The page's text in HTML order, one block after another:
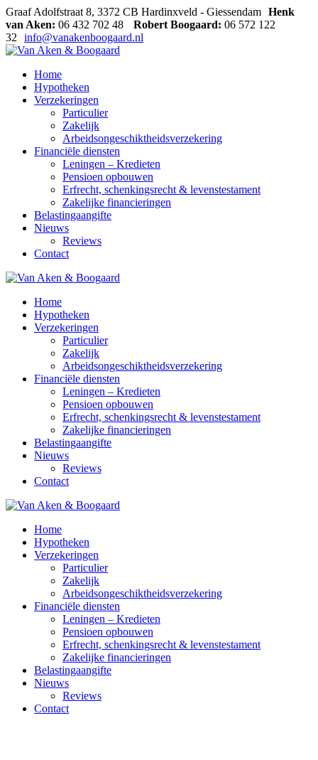
Graaf Adolfstraat 8, 3372 CB Hardinxveld - Giessendam Henk
van Aken: 06 432 702 48 Robert Boogaard: 06 572 122
32
info@vanakenboogaard.nl
Home
Hypotheken
Verzekeringen
Particulier
Zakelijk
Arbeidsongeschiktheidsverzekering
Financiële diensten
Leningen – Kredieten
Pensioen opbouwen
Erfrecht, schenkingsrecht & levenstestament
Zakelijke financieringen
Belastingaangifte
Nieuws
Reviews
Contact
Home
Hypotheken
Verzekeringen
Particulier
Zakelijk
Arbeidsongeschiktheidsverzekering
Financiële diensten
Leningen – Kredieten
Pensioen opbouwen
Erfrecht, schenkingsrecht & levenstestament
Zakelijke financieringen
Belastingaangifte
Nieuws
Reviews
Contact
Home
Hypotheken
Verzekeringen
Particulier
Zakelijk
Arbeidsongeschiktheidsverzekering
Financiële diensten
Leningen – Kredieten
Pensioen opbouwen
Erfrecht, schenkingsrecht & levenstestament
Zakelijke financieringen
Belastingaangifte
Nieuws
Reviews
Contact